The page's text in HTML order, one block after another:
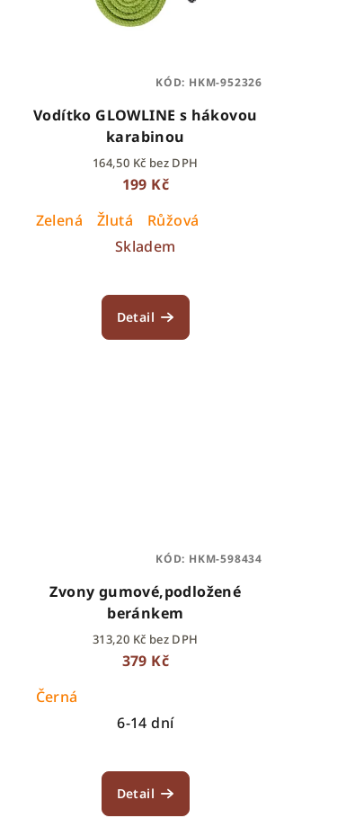
Vodítko GLOWLINE s hákovou
karabinou
164,50 Kč bez DPH
199 Kč
Zelená
Žlutá
Růžová
Skladem
Detail
KÓD: HKM-952326
Zvony gumové,podložené
beránkem
313,20 Kč bez DPH
379 Kč
Černá
6-14 dní
Detail
KÓD: HKM-598434